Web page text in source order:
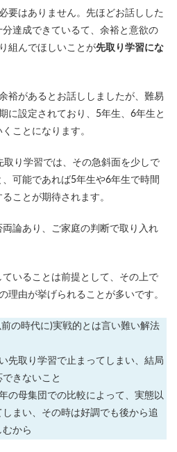
要はありません。先ほどお話しした
達成できているて、余裕と意欲の
組んでほしいことが先取り学習にな
裕があるとお話ししましたが、難易
に設定されており、5年生、6年生と
ことになります。
り学習では、その急斜面を少しで
可能であれば5年生や6年生で時間
ことが期待されます。
論あり、ご家庭の判断で取り入れ
いることは前提として、その上で
理由が挙げられることが多いです。
の時代に)実戦的とは言い難い解法
先取り学習で止まってしまい、結局
きないこと
の母集団での比較によって、実態以
まい、その時は好調でも後から追
から